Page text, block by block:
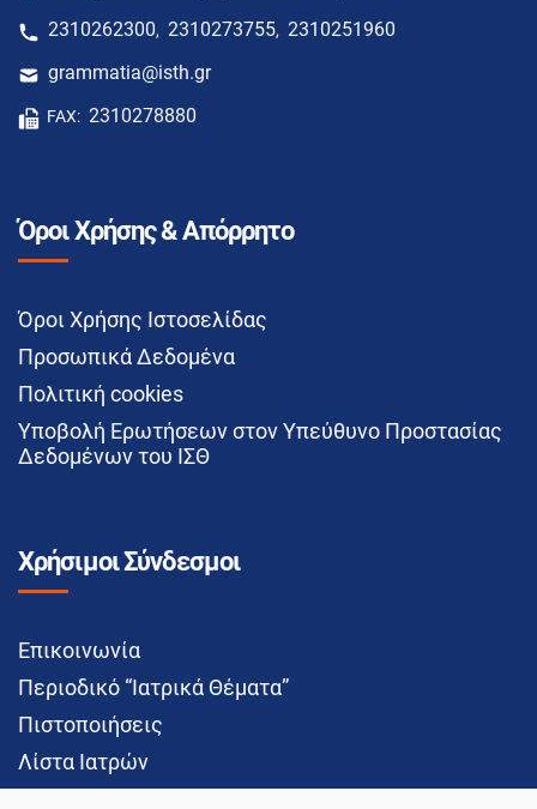
2310262300, 2310273755, 2310251960
grammatia@isth.gr
FAX: 2310278880
Όροι Χρήσης & Απόρρητο
Όροι Χρήσης Ιστοσελίδας
Προσωπικά Δεδομένα
Πολιτική cookies
Υποβολή Ερωτήσεων στον Υπεύθυνο Προστασίας
Δεδομένων του ΙΣΘ
Χρήσιμοι Σύνδεσμοι
Επικοινωνία
Περιοδικό “Ιατρικά Θέματα”
Πιστοποιήσεις
Λίστα Ιατρών